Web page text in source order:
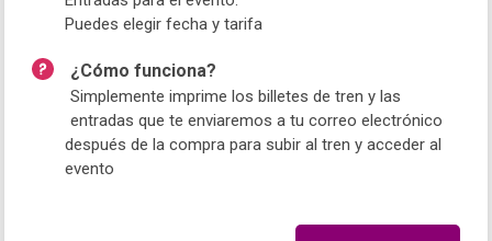
Puedes elegir fecha y tarifa
¿Cómo funciona?
Simplemente imprime los billetes de tren y las
entradas que te enviaremos a tu correo electrónico
después de la compra para subir al tren y acceder al
evento